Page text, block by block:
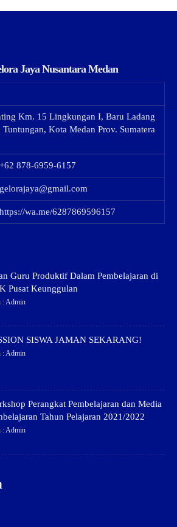
Jaya Nusantara Medan
Km. 15 Lingkungan I, Baru Ladang
Kota Medan Prov. Sumatera
+62 878-6959-6157
gelorajaya@gmail.com
https://wa.me/6287869596157
Guru Produktif Dalam Pembelajaran di
Pusat Keunggulan
: Admin
SISWA JAMAN SEKARANG!
: Admin
Perangkat Pembelajaran dan Media
Tahun Pelajaran 2021/2022
: Admin